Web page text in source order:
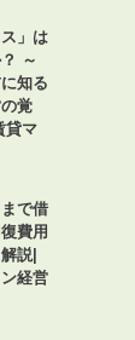
」は
～
知る
覚
貸マ
で借
費用
説|
経営